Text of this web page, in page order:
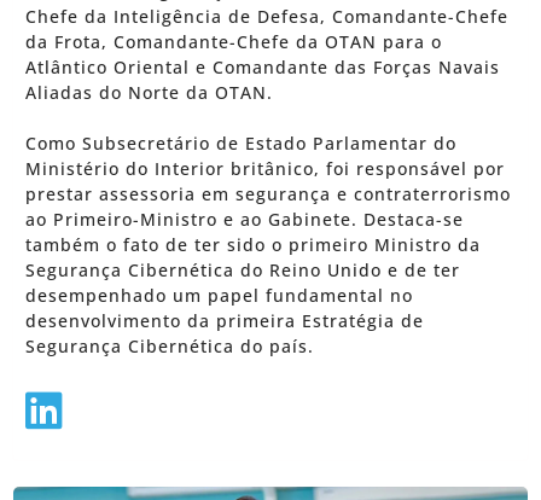
Chefe da Inteligência de Defesa, Comandante-Chefe
da Frota, Comandante-Chefe da OTAN para o
Atlântico Oriental e Comandante das Forças Navais
Aliadas do Norte da OTAN.
Como Subsecretário de Estado Parlamentar do
Ministério do Interior britânico, foi responsável por
prestar assessoria em segurança e contraterrorismo
ao Primeiro-Ministro e ao Gabinete. Destaca-se
também o fato de ter sido o primeiro Ministro da
Segurança Cibernética do Reino Unido e de ter
desempenhado um papel fundamental no
desenvolvimento da primeira Estratégia de
Segurança Cibernética do país.